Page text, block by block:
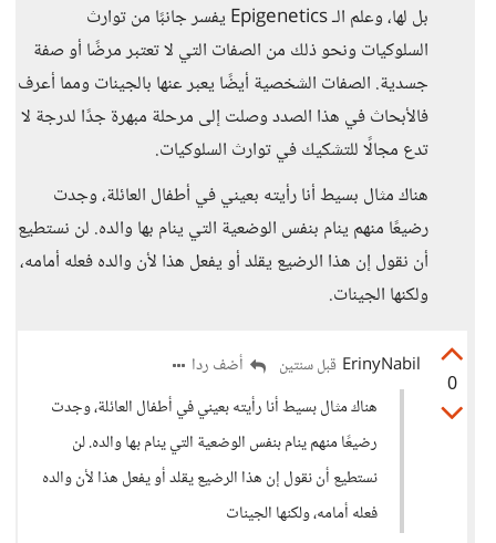
بل لها، وعلم الـ Epigenetics يفسر جانبًا من توارث
السلوكيات ونحو ذلك من الصفات التي لا تعتبر مرضًا أو صفة
جسدية. الصفات الشخصية أيضًا يعبر عنها بالجينات ومما أعرف
فالأبحاث في هذا الصدد وصلت إلى مرحلة مبهرة جدًا لدرجة لا
تدع مجالًا للتشكيك في توارث السلوكيات.
هناك مثال بسيط أنا رأيته بعيني في أطفال العائلة، وجدت
رضيعًا منهم ينام بنفس الوضعية التي ينام بها والده. لن نستطيع
أن نقول إن هذا الرضيع يقلد أو يفعل هذا لأن والده فعله أمامه،
ولكنها الجينات.
0
ErinyNabil قبل سنتين
أضف ردا
هناك مثال بسيط أنا رأيته بعيني في أطفال العائلة، وجدت
رضيعًا منهم ينام بنفس الوضعية التي ينام بها والده. لن
نستطيع أن نقول إن هذا الرضيع يقلد أو يفعل هذا لأن والده
فعله أمامه، ولكنها الجينات